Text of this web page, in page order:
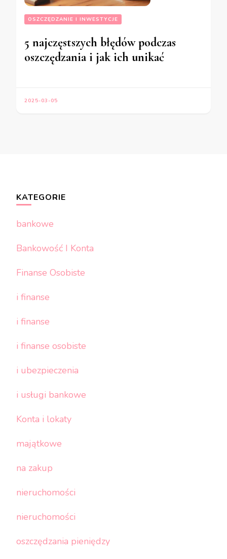
OSZCZĘDZANIE I INWESTYCJE
5 najczęstszych błędów podczas
oszczędzania i jak ich unikać
2025-03-05
KATEGORIE
bankowe
Bankowość I Konta
Finanse Osobiste
i finanse
i finanse
i finanse osobiste
i ubezpieczenia
i usługi bankowe
Konta i lokaty
majątkowe
na zakup
nieruchomości
nieruchomości
oszczędzania pieniędzy